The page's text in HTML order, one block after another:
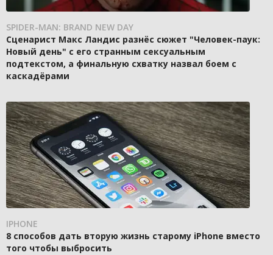
SPIDER-MAN: BRAND NEW DAY
Сценарист Макс Ландис разнёс сюжет "Человек-паук:
Новый день" с его странным сексуальным
подтекстом, а финальную схватку назвал боем с
каскадёрами
IPHONE
8 способов дать вторую жизнь старому iPhone вместо
того чтобы выбросить